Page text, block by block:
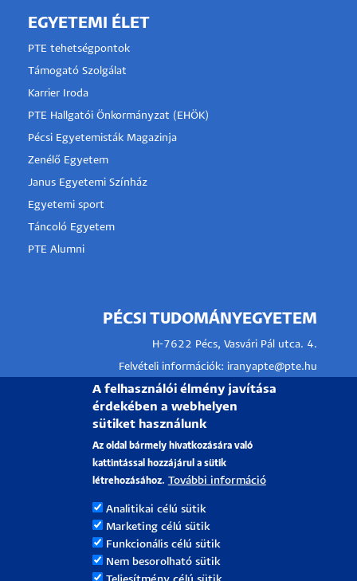
EGYETEMI ÉLET
PTE tehetségpontok
Támogató Szolgálat
Karrier Iroda
PTE Hallgatói Önkormányzat (EHÖK)
Pécsi Egyetemisták Magazinja
Zenélő Egyetem
Janus Egyetemi Színház
Egyetemi sport
Táncoló Egyetem
PTE Alumni
PÉCSI TUDOMÁNYEGYETEM
H-7622 Pécs, Vasvári Pál utca. 4.
Felvételi információk: iranyapte@pte.hu
Tel.: +36-72/501-500/28085
Kollégium:kollegiumok.ehok@pte.hu
Tanulmányi kérdések:
Pécsi Tudományegyetem |Kancellária|Informatikai Igazgatóság
Portál csoport - 2021.
A felhasználói élmény javítása
érdekében a webhelyen
sütiket használunk
Az oldal bármely hivatkozására való
kattintással hozzájárul a sütik
létrehozásához. További információ
Analitikai célú sütik
Marketing célú sütik
Funkcionális célú sütik
Nem besorolható sütik